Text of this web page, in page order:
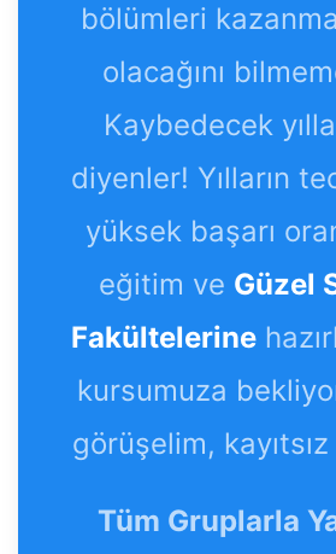
bölümleri
olacağını
Kaybedecek
diyenler! Yılların
yüksek başarı
eğitim ve Güzel
Fakültelerine
kursumuza
görüşelim, kayıtsız
Tüm Gruplarla